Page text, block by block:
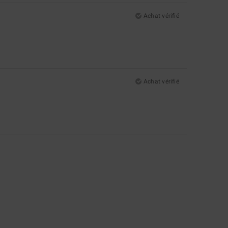
Achat vérifié
Achat vérifié